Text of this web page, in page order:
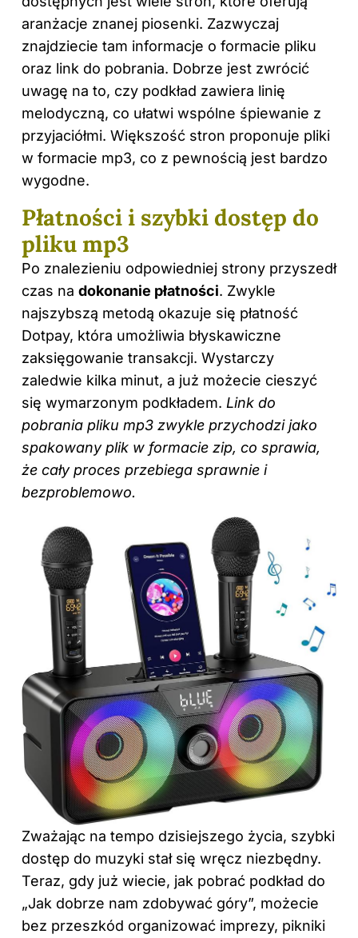
aranżacje znanej piosenki. Zazwyczaj
znajdziecie tam informacje o formacie pliku
oraz link do pobrania. Dobrze jest zwrócić
uwagę na to, czy podkład zawiera linię
melodyczną, co ułatwi wspólne śpiewanie z
przyjaciółmi. Większość stron proponuje pliki
w formacie mp3, co z pewnością jest bardzo
wygodne.
Płatności i szybki dostęp do
pliku mp3
Po znalezieniu odpowiedniej strony przyszedł
czas na dokonanie płatności. Zwykle
najszybszą metodą okazuje się płatność
Dotpay, która umożliwia błyskawiczne
zaksięgowanie transakcji. Wystarczy
zaledwie kilka minut, a już możecie cieszyć
się wymarzonym podkładem. Link do
pobrania pliku mp3 zwykle przychodzi jako
spakowany plik w formacie zip, co sprawia,
że cały proces przebiega sprawnie i
bezproblemowo.
Zważając na tempo dzisiejszego życia, szybki
dostęp do muzyki stał się wręcz niezbędny.
Teraz, gdy już wiecie, jak pobrać podkład do
„Jak dobrze nam zdobywać góry”, możecie
bez przeszkód organizować imprezy, pikniki